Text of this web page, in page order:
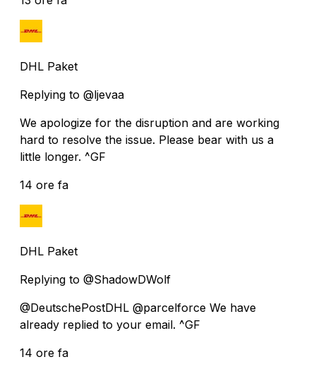
DHL Paket
Replying to @ljevaa
We apologize for the disruption and are working
hard to resolve the issue. Please bear with us a
little longer. ^GF
14 ore fa
DHL Paket
Replying to @ShadowDWolf
@DeutschePostDHL @parcelforce We have
already replied to your email. ^GF
14 ore fa